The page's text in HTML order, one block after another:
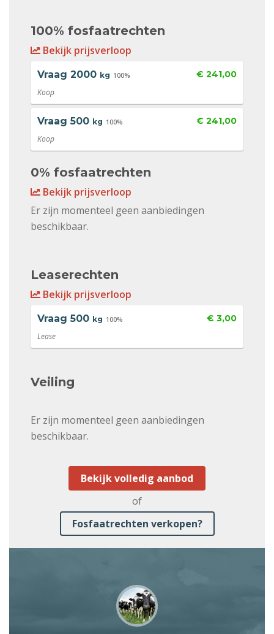
100% fosfaatrechten
Bekijk prijsverloop
Vraag 2000 kg 100% € 241,00
Koop
Vraag 500 kg 100% € 241,00
Koop
0% fosfaatrechten
Bekijk prijsverloop
Er zijn momenteel geen aanbiedingen
beschikbaar.
Leaserechten
Bekijk prijsverloop
Vraag 500 kg 100% € 3,00
Lease
Veiling
Er zijn momenteel geen aanbiedingen
beschikbaar.
Bekijk volledig aanbod
of
Fosfaatrechten verkopen?